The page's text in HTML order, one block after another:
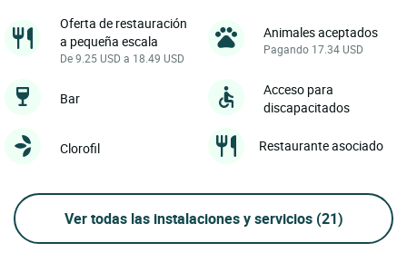
Oferta de restauración
a pequeña escala
De 9.25 USD a 18.49 USD
Animales aceptados
Pagando 17.34 USD
Bar
Acceso para
discapacitados
Clorofil Restaurante asociado
Ver todas las instalaciones y servicios (21)